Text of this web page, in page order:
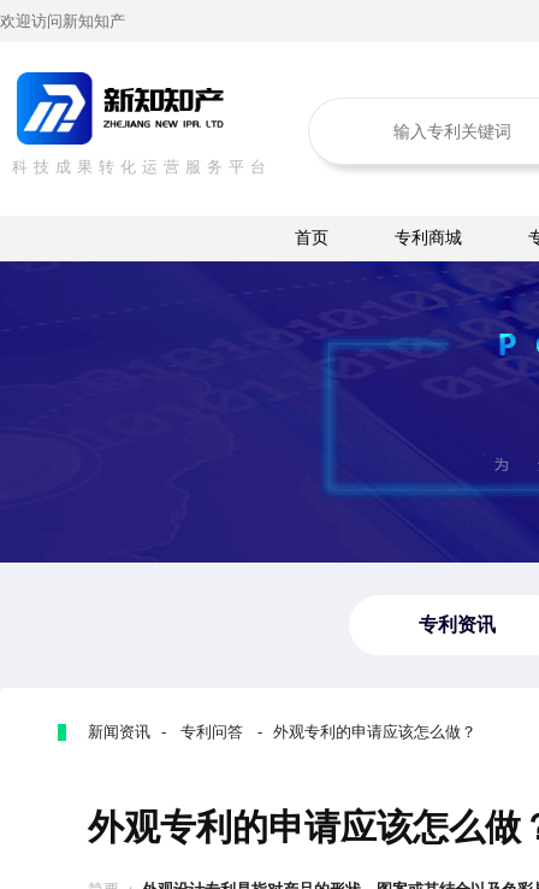
欢迎访问新知知产
科技成果转化运营服务平台
首页 专利商城
专利资讯
新闻资讯 - 专利问答 - 外观专利的申请应该怎么做？
外观专利的申请应该怎么做